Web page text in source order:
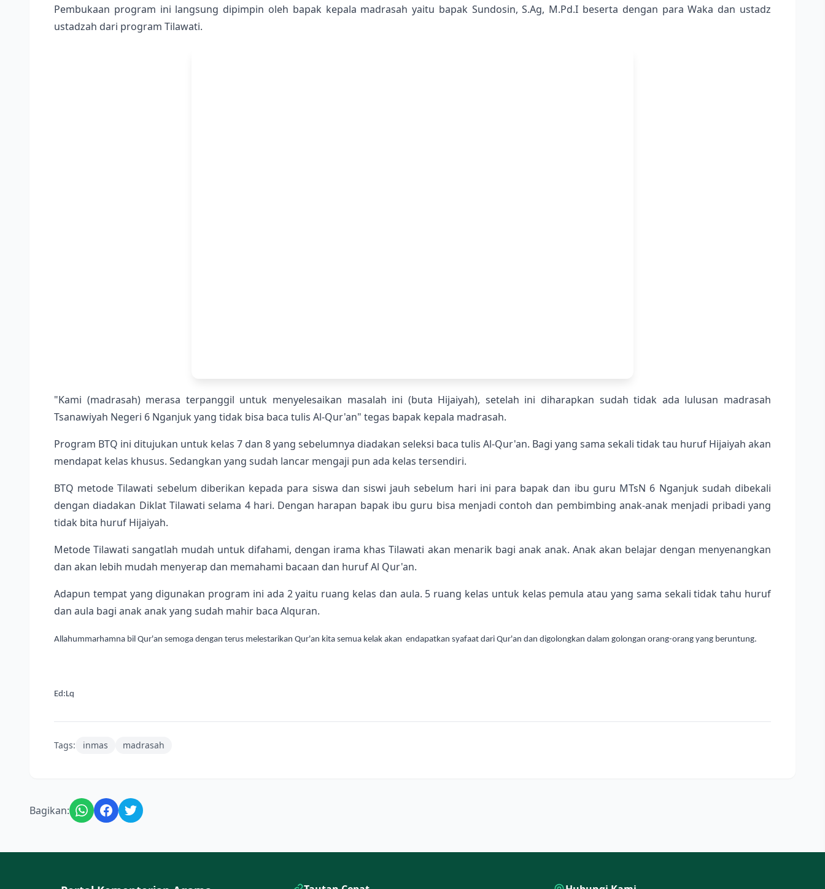
Pembukaan program ini langsung dipimpin oleh bapak kepala madrasah yaitu bapak Sundosin, S.Ag, M.Pd.I beserta dengan para Waka dan ustadz
ustadzah dari program Tilawati.
"Kami (madrasah) merasa terpanggil untuk menyelesaikan masalah ini (buta Hijaiyah), setelah ini diharapkan sudah tidak ada lulusan madrasah
Tsanawiyah Negeri 6 Nganjuk yang tidak bisa baca tulis Al-Qur'an" tegas bapak kepala madrasah.
Program BTQ ini ditujukan untuk kelas 7 dan 8 yang sebelumnya diadakan seleksi baca tulis Al-Qur'an. Bagi yang sama sekali tidak tau huruf Hijaiyah akan
mendapat kelas khusus. Sedangkan yang sudah lancar mengaji pun ada kelas tersendiri.
BTQ metode Tilawati sebelum diberikan kepada para siswa dan siswi jauh sebelum hari ini para bapak dan ibu guru MTsN 6 Nganjuk sudah dibekali
dengan diadakan Diklat Tilawati selama 4 hari. Dengan harapan bapak ibu guru bisa menjadi contoh dan pembimbing anak-anak menjadi pribadi yang
tidak bita huruf Hijaiyah.
Metode Tilawati sangatlah mudah untuk difahami, dengan irama khas Tilawati akan menarik bagi anak anak. Anak akan belajar dengan menyenangkan
dan akan lebih mudah menyerap dan memahami bacaan dan huruf Al Qur'an.
Adapun tempat yang digunakan program ini ada 2 yaitu ruang kelas dan aula. 5 ruang kelas untuk kelas pemula atau yang sama sekali tidak tahu huruf
dan aula bagi anak anak yang sudah mahir baca Alquran.
Allahummarhamna bil Qur'an semoga dengan terus melestarikan Qur'an kita semua kelak akan endapatkan syafaat dari Qur'an dan digolongkan dalam golongan orang-orang yang beruntung.
Ed:Lq
Tags: inmas madrasah
Bagikan: